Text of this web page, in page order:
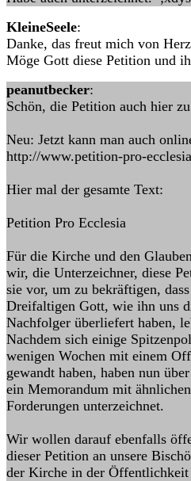
KleineSeele:
Danke, das freut mich von
Möge Gott diese Petition und
peanutbecker:
Schön, die Petition auch hier
Neu: Jetzt kann man auch
http://www.petition-pro-
Hier mal der gesamte Text:
Petition Pro Ecclesia
Für die Kirche und den
wir, die Unter­zeichner, diese
sie vor, um zu bekräftigen,
Dreifaltigen Gott, wie ihn uns
Nachfolger überliefert haben,
Nachdem sich einige
wenigen Wochen mit einem
gewandt haben, haben nun
ein Memorandum mit
Forderungen unterzeichnet.
Wir wollen darauf ebenfalls
dieser Petition an unsere
der Kirche in der Öffentlichkeit